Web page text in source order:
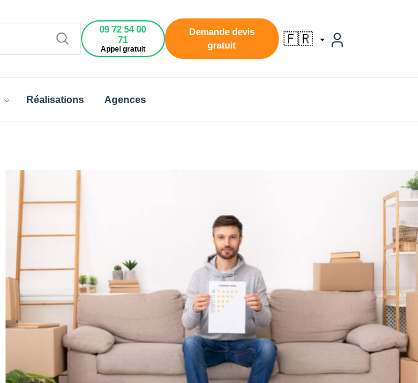
09 72 54 00
71
Appel gratuit
Demande devis
gratuit
🇫🇷
Réalisations Agences